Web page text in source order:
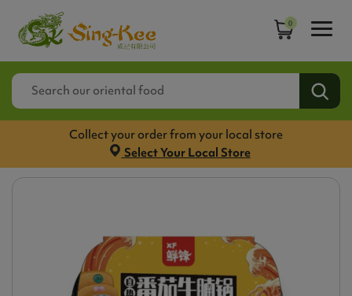
0
Collect your order from your local store
Select Your Local Store